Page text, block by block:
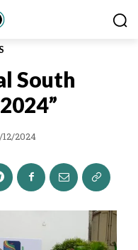
South
12/2024